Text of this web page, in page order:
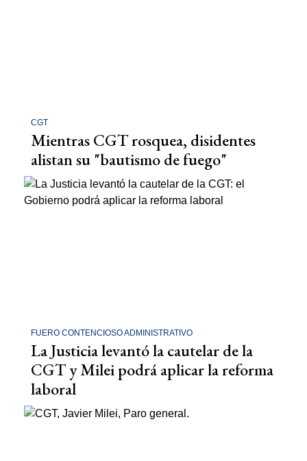
CGT
Mientras CGT rosquea, disidentes
alistan su "bautismo de fuego"
FUERO CONTENCIOSO ADMINISTRATIVO
La Justicia levantó la cautelar de la
CGT y Milei podrá aplicar la reforma
laboral